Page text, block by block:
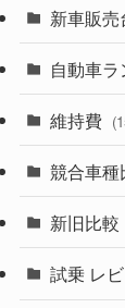
(230)
(242)
(85)
新車販売
自動車
維持費
競合車種
新旧比較
試乗 レ